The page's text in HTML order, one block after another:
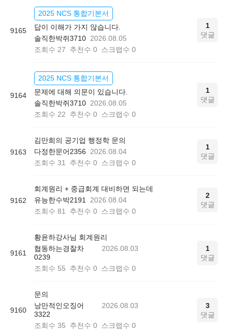
9165
2025 NCS 통합기본서
답이 이해가 가지 않습니다.
솔직한박쥐3710 2026.08.05
조회수 27 추천수 0 스크랩수 0
1
댓글
9164
2025 NCS 통합기본서
문제에 대해 의문이 있습니다.
솔직한박쥐3710 2026.08.05
조회수 22 추천수 0 스크랩수 0
1
댓글
9163
김만희의 공기업 행정학 문의
다정한문어2356
2026.08.04
조회수 31 추천수 0 스크랩수 0
1
댓글
9162
회계원리 + 중급회계 대비하면 되는데
유능한수박2191
2026.08.04
조회수 81 추천수 0 스크랩수 0
2
댓글
9161
황윤하강사님 회계원리
협동하는경찰차
0239
2026.08.03
조회수 55 추천수 0 스크랩수 0
1
댓글
9160
문의
낭만적인오징어
3322
2026.08.03
조회수 35 추천수 0 스크랩수 0
3
댓글